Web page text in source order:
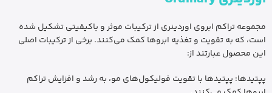
مجموعه تراکم ابروی اوردینری از ترکیبات موثر و باکیفیتی تشکیل شده
است، که به تقویت و تغذیه ابروها کمک می‌کنند. برخی از ترکیبات اصلی
این محصول عبارتند از:
پپتیدها: پپتیدها با تقویت فولیکول‌های مو، به رشد و افزایش تراکم